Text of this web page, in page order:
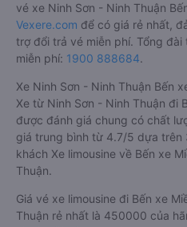
vé xe Ninh Sơn - Ninh Thuận
Vexere.com để có giá rẻ nhất,
trợ đổi trả vé miễn phí. Tổng
miễn phí: 1900 888684.
Xe Ninh Sơn - Ninh Thuận Bến
Xe từ Ninh Sơn - Ninh Thuận đi
được đánh giá chung có chất
giá trung bình từ 4.7/5 dựa trên
khách Xe limousine về Bến xe
Thuận.
Giá vé xe limousine đi Bến xe
Thuận rẻ nhất là 450000 của